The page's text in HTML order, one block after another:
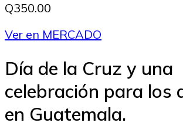
Q350.00
Ver en MERCADO
Día de la Cruz y una
celebración para los
en Guatemala.